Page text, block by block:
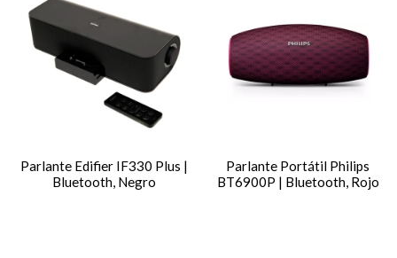
Parlante Edifier IF330 Plus |
Bluetooth, Negro
Parlante Portátil Philips
BT6900P | Bluetooth, Rojo